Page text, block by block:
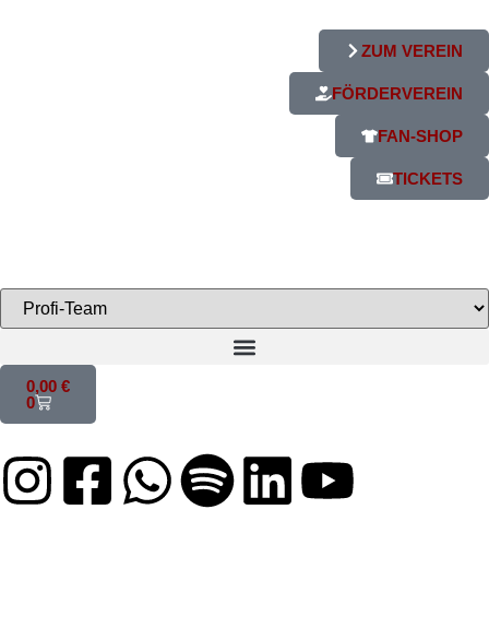
ZUM VEREIN
FÖRDERVEREIN
FAN-SHOP
TICKETS
0,00 €
0